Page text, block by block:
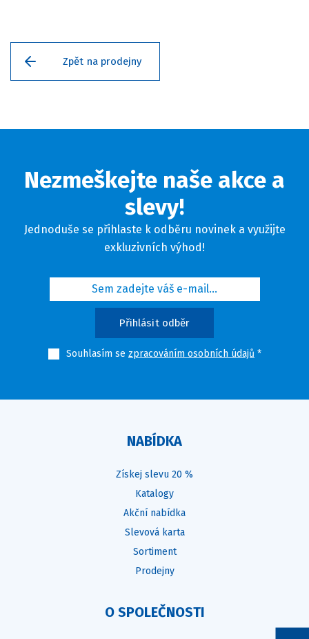
Zpět na prodejny
Nezmeškejte naše akce a
slevy!
Jednoduše se přihlaste k odběru novinek a využijte
exkluzivních výhod!
Přihlásit odběr
Souhlasím se zpracováním osobních údajů
NABÍDKA
Získej slevu 20 %
Katalogy
Akční nabídka
Slevová karta
Sortiment
Prodejny
O SPOLEČNOSTI